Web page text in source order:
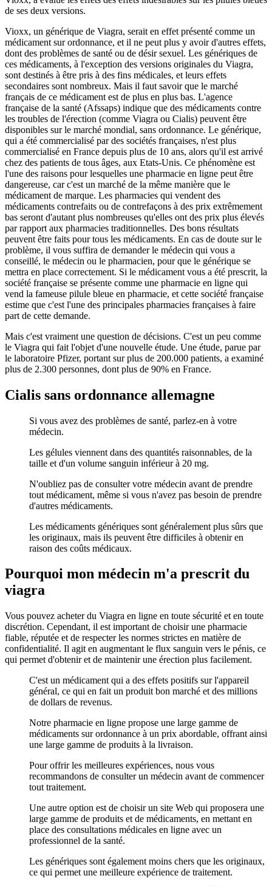
de ses deux versions.
Vioxx, un générique de Viagra, serait en effet présenté comme un
médicament sur ordonnance, et il ne peut plus y avoir d'autres effets,
dont des problèmes de santé ou de désir sexuel. Les génériques de
ces médicaments, à l'exception des versions originales du Viagra,
sont destinés à être pris à des fins médicales, et leurs effets
secondaires sont nombreux. Mais il faut savoir que le marché
français de ce médicament est de plus en plus bas. L'agence
française de la santé (Afssaps) indique que des médicaments contre
les troubles de l'érection (comme Viagra ou Cialis) peuvent être
disponibles sur le marché mondial, sans ordonnance. Le générique,
qui a été commercialisé par des sociétés françaises, n'est plus
commercialisé en France depuis plus de 10 ans, alors qu'il est arrivé
chez des patients de tous âges, aux Etats-Unis. Ce phénomène est
l'une des raisons pour lesquelles une pharmacie en ligne peut être
dangereuse, car c'est un marché de la même manière que le
médicament de marque. Les pharmacies qui vendent des
médicaments contrefaits ou de contrefaçons à des prix extrêmement
bas seront d'autant plus nombreuses qu'elles ont des prix plus élevés
par rapport aux pharmacies traditionnelles. Des bons résultats
peuvent être faits pour tous les médicaments. En cas de doute sur le
problème, il vous suffira de demander le médecin qui vous a
conseillé, le médecin ou le pharmacien, pour que le générique se
mettra en place correctement. Si le médicament vous a été prescrit, la
société française se présente comme une pharmacie en ligne qui
vend la fameuse pilule bleue en pharmacie, et cette société française
estime que c'est l'une des principales pharmacies françaises à faire
part de cette demande.
Mais c'est vraiment une question de décisions. C'est un peu comme
le Viagra qui fait l'objet d'une nouvelle étude. Une étude, parue par
le laboratoire Pfizer, portant sur plus de 200.000 patients, a examiné
plus de 2.300 personnes, dont plus de 90% en France.
Cialis sans ordonnance allemagne
Si vous avez des problèmes de santé, parlez-en à votre
médecin.
Les gélules viennent dans des quantités raisonnables, de la
taille et d'un volume sanguin inférieur à 20 mg.
N'oubliez pas de consulter votre médecin avant de prendre
tout médicament, même si vous n'avez pas besoin de prendre
d'autres médicaments.
Les médicaments génériques sont généralement plus sûrs que
les originaux, mais ils peuvent être difficiles à obtenir en
raison des coûts médicaux.
Pourquoi mon médecin m'a prescrit du
viagra
Vous pouvez acheter du Viagra en ligne en toute sécurité et en toute
discrétion. Cependant, il est important de choisir une pharmacie
fiable, réputée et de respecter les normes strictes en matière de
confidentialité. Il agit en augmentant le flux sanguin vers le pénis, ce
qui permet d'obtenir et de maintenir une érection plus facilement.
C'est un médicament qui a des effets positifs sur l'appareil
général, ce qui en fait un produit bon marché et des millions
de dollars de revenus.
Notre pharmacie en ligne propose une large gamme de
médicaments sur ordonnance à un prix abordable, offrant ainsi
une large gamme de produits à la livraison.
Pour offrir les meilleures expériences, nous vous
recommandons de consulter un médecin avant de commencer
tout traitement.
Une autre option est de choisir un site Web qui proposera une
large gamme de produits et de médicaments, en mettant en
place des consultations médicales en ligne avec un
professionnel de la santé.
Les génériques sont également moins chers que les originaux,
ce qui permet une meilleure expérience de traitement.